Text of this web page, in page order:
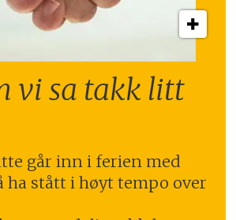
vi sa takk litt
går inn i ferien med
ha stått i høyt tempo over